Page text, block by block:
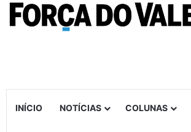
INÍCIO NOTÍCIAS COLUNAS